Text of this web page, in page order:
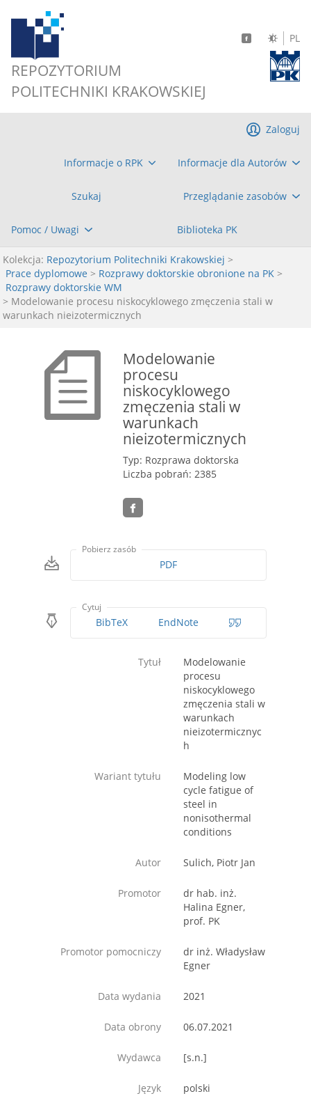
REPOZYTORIUM
POLITECHNIKI KRAKOWSKIEJ
PL
Informacje o RPK Informacje dla Autorów
Szukaj Przeglądanie zasobów
Pomoc / Uwagi Biblioteka PK
Zaloguj
Kolekcja: Repozytorium Politechniki Krakowskiej >
Prace dyplomowe > Rozprawy doktorskie obronione na PK >
Rozprawy doktorskie WM
> Modelowanie procesu niskocyklowego zmęczenia stali w
warunkach nieizotermicznych
Modelowanie
procesu
niskocyklowego
zmęczenia stali w
warunkach
nieizotermicznych
Typ: Rozprawa doktorska
Liczba pobrań: 2385
Pobierz zasób
PDF
Cytuj
BibTeX EndNote
Tytuł
Modelowanie
procesu
niskocyklowego
zmęczenia stali w
warunkach
nieizotermicznyc
h
Wariant tytułu
Modeling low
cycle fatigue of
steel in
nonisothermal
conditions
Autor Sulich, Piotr Jan
Promotor
dr hab. inż.
Halina Egner,
prof. PK
Promotor pomocniczy
dr inż. Władysław
Egner
Data wydania 2021
Data obrony 06.07.2021
Wydawca [s.n.]
Język polski